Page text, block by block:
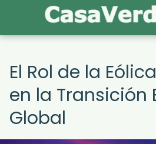
El Rol de la
en la Transición
Global